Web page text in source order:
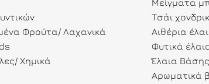
Φρούτα/ Λαχανικά
Χημικά
Μείγματα
Τσάι
Αιθέρια
Φυτικά
Έλαια
Αρωματικά